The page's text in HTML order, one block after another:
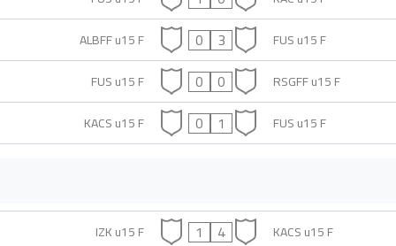
ALBFF u15 F
0 3
FUS u15 F
FUS u15 F
0 0
RSGFF u15 F
KACS u15 F
0 1 FUS u15 F
IZK u15 F 1 4
KACS u15 F